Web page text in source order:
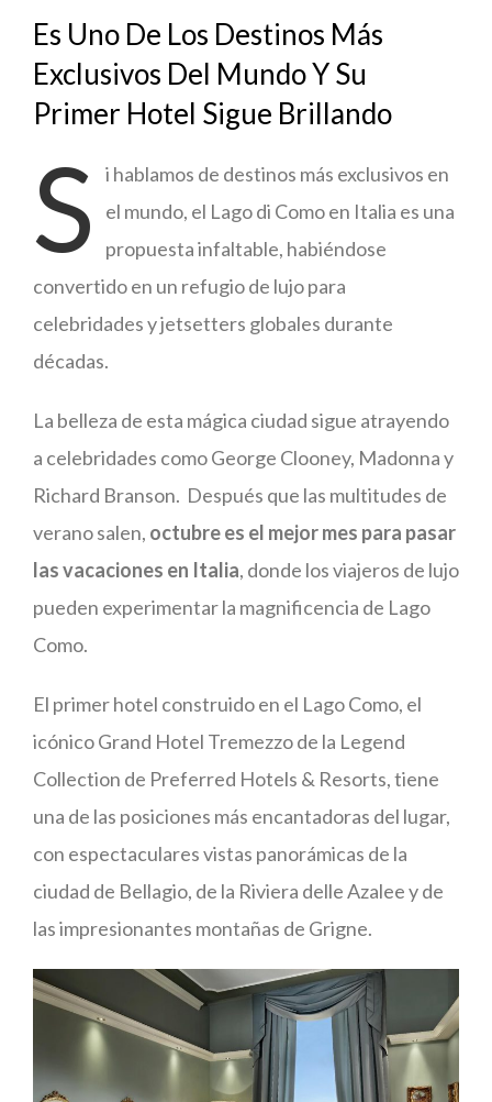
Es Uno De Los Destinos Más
Exclusivos Del Mundo Y Su
Primer Hotel Sigue Brillando
S
i hablamos de destinos más exclusivos en
el mundo, el Lago di Como en Italia es una
propuesta infaltable, habiéndose
convertido en un refugio de lujo para
celebridades y jetsetters globales durante
décadas.
La belleza de esta mágica ciudad sigue atrayendo
a celebridades como George Clooney, Madonna y
Richard Branson. Después que las multitudes de
verano salen, octubre es el mejor mes para pasar
las vacaciones en Italia, donde los viajeros de lujo
pueden experimentar la magnificencia de Lago
Como.
El primer hotel construido en el Lago Como, el
icónico Grand Hotel Tremezzo de la Legend
Collection de Preferred Hotels & Resorts, tiene
una de las posiciones más encantadoras del lugar,
con espectaculares vistas panorámicas de la
ciudad de Bellagio, de la Riviera delle Azalee y de
las impresionantes montañas de Grigne.